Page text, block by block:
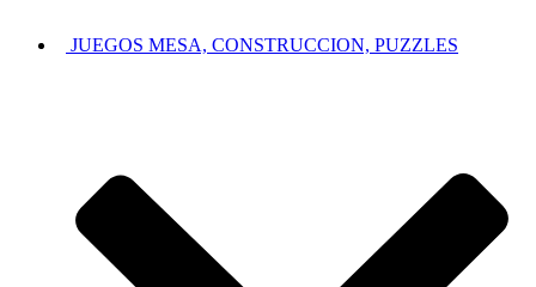
JUEGOS MESA, CONSTRUCCION, PUZZLES